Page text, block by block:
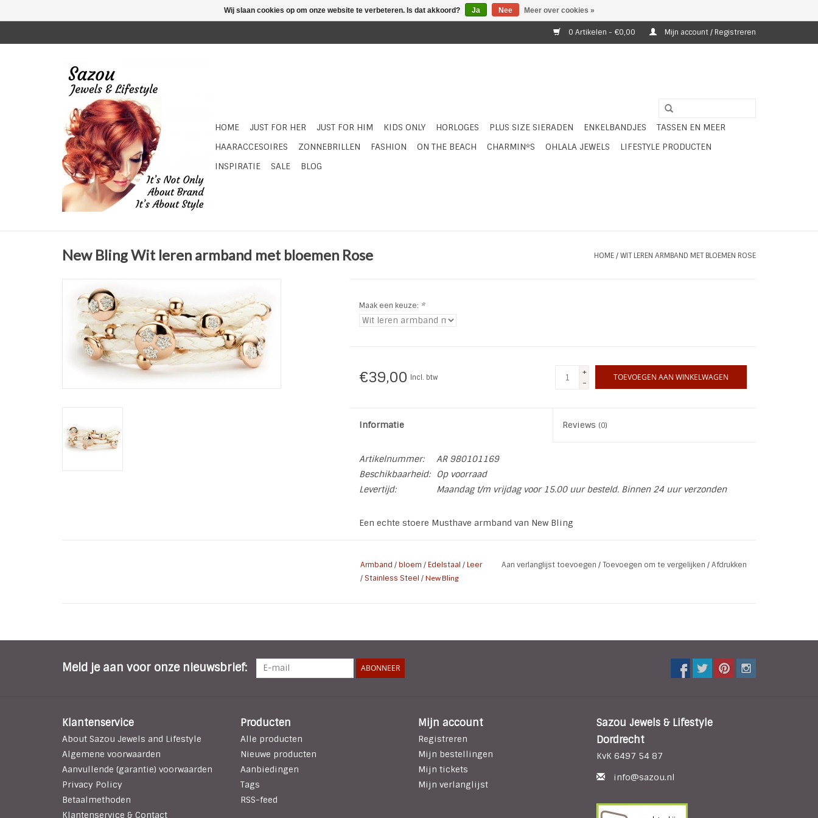
0 Artikelen - €0,00 Mijn account / Registreren
HOME JUST FOR HER JUST FOR HIM KIDS ONLY HORLOGES PLUS SIZE SIERADEN ENKELBANDJES
TASSEN EN MEER
HAARACCESOIRES
ZONNEBRILLEN FASHION ON THE BEACH CHARMIN*S OHLALA JEWELS
LIFESTYLE PRODUCTEN
INSPIRATIE
SALE BLOG
New Bling Wit leren armband met bloemen Rose HOME/WIT LEREN ARMBAND MET BLOEMEN ROSE
Maak een keuze: *
€39,00 Incl. btw
+
-
TOEVOEGEN AAN WINKELWAGEN
Informatie Reviews (0)
Artikelnummer:
AR 980101169
Beschikbaarheid:
Op voorraad
Levertijd:
Maandag t/m vrijdag voor 15.00 uur besteld. Binnen 24 uur verzonden
Een echte stoere Musthave armband van New Bling
Kleur: Wit, Rose
Kenmerken: magneetslot
Armband /bloem /Edelstaal /Leer
/ Stainless Steel / New Bling
Aan verlanglijst toevoegen /Toevoegen om te vergelijken /Afdrukken
Meld je aan voor onze nieuwsbrief: ABONNEER
Klantenservice
About Sazou Jewels and Lifestyle
Algemene voorwaarden
Aanvullende (garantie) voorwaarden
Privacy Policy
Betaalmethoden
Klantenservice & Contact
Producten
Alle producten
Nieuwe producten
Aanbiedingen
Tags
RSS-feed
Mijn account
Registreren
Mijn bestellingen
Mijn tickets
Mijn verlanglijst
Sazou Jewels & Lifestyle
Dordrecht
KvK 6497 54 87
info@sazou.nl
Wij slaan cookies op om onze website te verbeteren. Is dat akkoord? Ja Nee Meer over cookies »